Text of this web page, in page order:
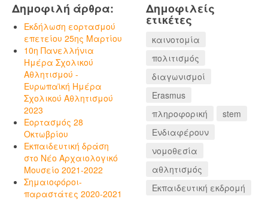
Δημοφιλή άρθρα:
Εκδήλωση εορτασμού
επετείου 25ης Μαρτίου
10η Πανελλήνια
Ημέρα Σχολικού
Αθλητισμού -
Ευρωπαϊκή Ημέρα
Σχολικού Αθλητισμού
2023
Εορτασμός 28
Οκτωβρίου
Εκπαιδευτική δράση
στο Νέο Αρχαιολογικό
Μουσείο 2021-2022
Σημαιοφόροι-
παραστάτες 2020-2021
Δημοφιλείς
ετικέτες
καινοτομία
πολιτισμός
διαγωνισμοί
Erasmus
πληροφορική
stem
Ενδιαφέρουν
νομοθεσία
αθλητισμός
Εκπαιδευτική εκδρομή